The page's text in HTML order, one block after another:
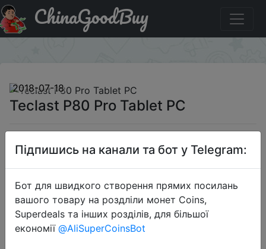
Придбати по акціи Teclast P80 Pro Tablet PC
ChinaGoodBuy
2018-07-18
Teclast P80 Pro Tablet PC
$99.99
Sale
Підпишись на канали та бот у Telegram:
Бот для швидкого створення прямих посилань
вашого товару на роздліли монет Coins,
Superdeals та інших розділів, для більшої
економії @AliSuperCoinsBot